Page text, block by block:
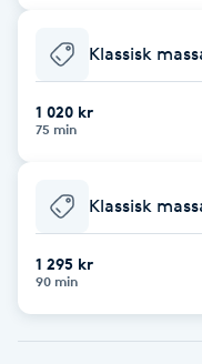
Brynformning
Brynfärgning
Bröllopsuppsättning
Klassisk
1 020 kr
75 min
Klassisk
1 295 kr
90 min